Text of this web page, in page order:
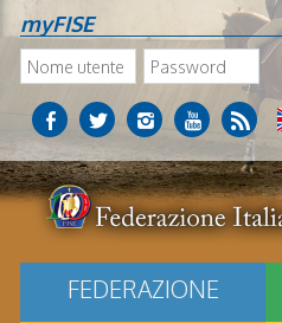
myFISE
FEDERAZIONE